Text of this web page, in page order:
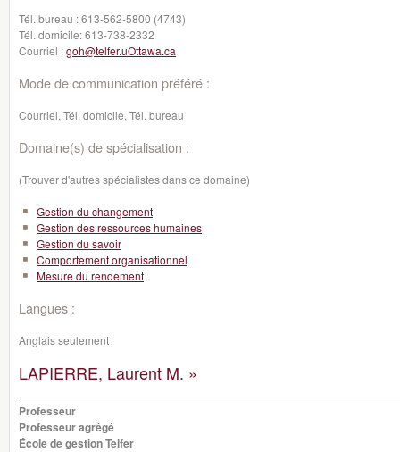
Tél. bureau :613-562-5800 (4743)
Tél. domicile:613-738-2332
Courriel :goh@telfer.uOttawa.ca
Mode de communication préféré :
Courriel, Tél. domicile, Tél. bureau
Domaine(s) de spécialisation :
(Trouver d'autres spécialistes dans ce domaine)
Gestion du changement
Gestion des ressources humaines
Gestion du savoir
Comportement organisationnel
Mesure du rendement
Langues :
Anglais seulement
LAPIERRE, Laurent M. »
Professeur
Professeur agrégé
École de gestion Telfer